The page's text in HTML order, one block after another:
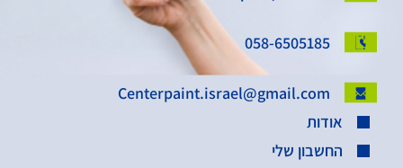
058-6505185
Centerpaint.israel@gmail.com
אודות
החשבון שלי